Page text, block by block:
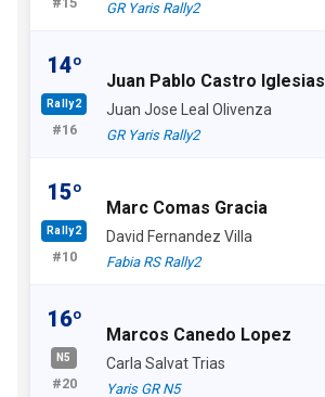
GR Yaris Rally2
14º
Rally2
#16
Juan Pablo Castro Iglesias
Juan Jose Leal Olivenza
GR Yaris Rally2
15º
Rally2
#10
Marc Comas Gracia
David Fernandez Villa
Fabia RS Rally2
16º
N5
#20
Marcos Canedo Lopez
Carla Salvat Trias
Yaris GR N5